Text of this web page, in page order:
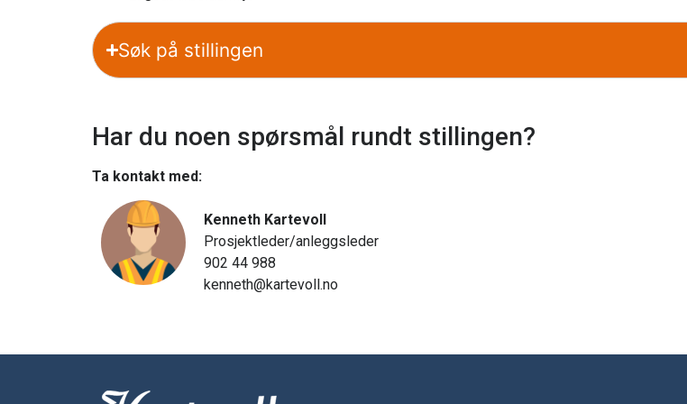
Søk på stillingen
Har du noen spørsmål rundt stillingen?
Ta kontakt med:
Kenneth Kartevoll
Prosjektleder/anleggsleder
902 44 988
kenneth@kartevoll.no